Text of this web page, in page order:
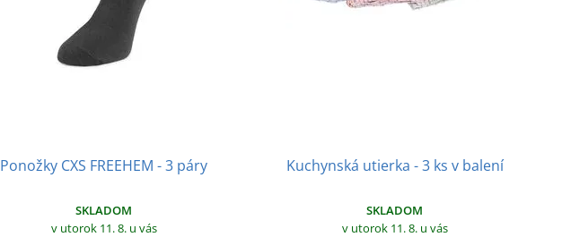
Ponožky CXS FREEHEM - 3 páry
SKLADOM
v utorok 11. 8. u vás
Kuchynská utierka - 3 ks v balení
SKLADOM
v utorok 11. 8. u vás